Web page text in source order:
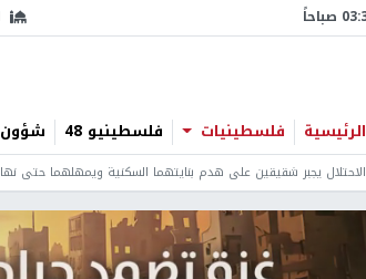
الرئيسية فلسطينيات فلسطينيو 48 شؤون
الاحتلال يجبر شقيقين على هدم بنايتهما السكنية ويمهلهما حتى